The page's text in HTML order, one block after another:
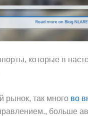
которые в
рынок, так много во
больше